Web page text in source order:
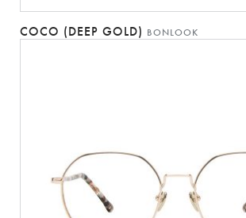
COCO (DEEP GOLD) BONLOOK